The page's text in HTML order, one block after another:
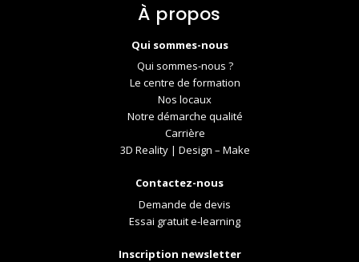
À propos
Qui sommes-nous
Qui sommes-nous ?
Le centre de formation
Nos locaux
Notre démarche qualité
Carrière
3D Reality | Design – Make
Contactez-nous
Demande de devis
Essai gratuit e-learning
Inscription newsletter